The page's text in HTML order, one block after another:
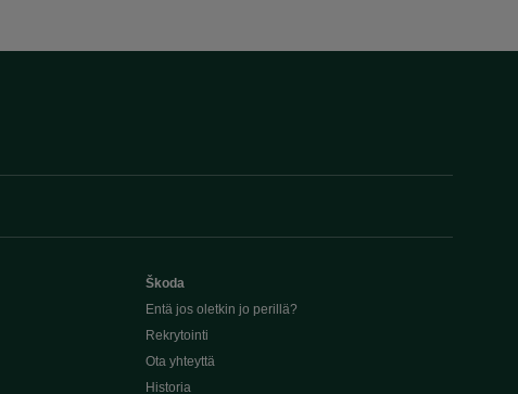
Škoda
Entä jos oletkin jo perillä?
Rekrytointi
Ota yhteyttä
Historia